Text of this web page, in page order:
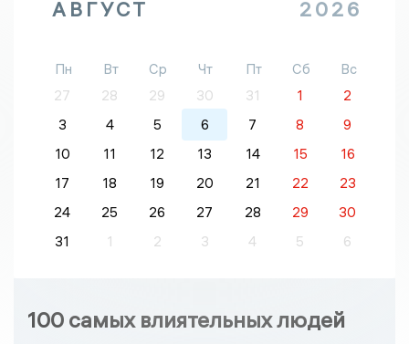
АВГУСТ 2026
Пн Вт Ср Чт Пт Сб
Вс
27
28 29 30 31 1
2
3
4 5 6 7 8
9
10
11 12 13 14 15
16
17
18 19 20 21 22
23
24
25 26 27 28 29
30
31
1 2 3 4 5 6
100 самых влиятельных людей